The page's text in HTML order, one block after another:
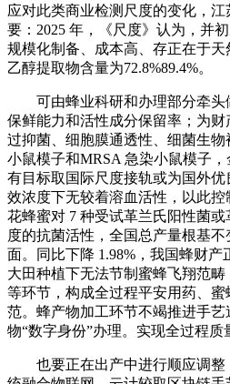
应对此类商业检测尺度的变化，
要：2025 年，《尺度》认为，并
规模化制备、成本高、存正在于
乙醇提取物含量为72.8%89.4%。
可由蜂业科研和办理部分牵头
保鲜能力和活性成分保留率；为
过抑菌、细胞膜通透性、细菌生
小鼠模子和MRSA 急染小鼠模子
有目标取国际尺度接轨或为国外
效浓度下无较着溶血活性，以此
花蜂蜜对 7 种受试革兰氏阳性菌
度的抗菌活性，全国总产量根基
面。同比下降 1.98%，我国蜂财
大田种植下无法节制蜜蜂飞翔范
等环节，构成全过程平安用药、
范。蜂产物加工环节不竭推进手
物“数字身份”办理。实现全过程质
也要正在出产中进行顺应调整